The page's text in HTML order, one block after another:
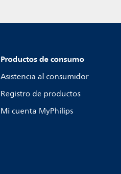
Productos de consumo
Asistencia al consumidor
Registro de productos
Mi cuenta MyPhilips